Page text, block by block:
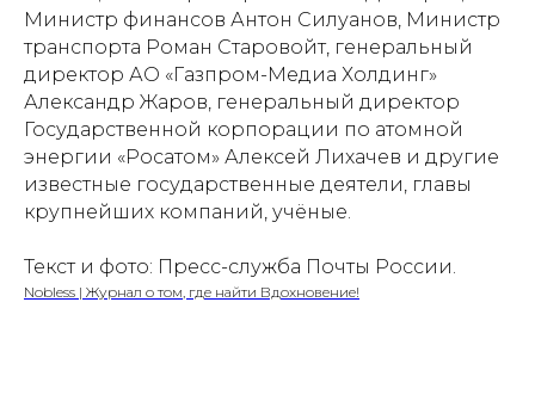
Министр финансов Антон Силуанов, Министр
транспорта Роман Старовойт, генеральный
директор АО «Газпром-Медиа Холдинг»
Александр Жаров, генеральный директор
Государственной корпорации по атомной
энергии «Росатом» Алексей Лихачев и другие
известные государственные деятели, главы
крупнейших компаний, учёные.
Текст и фото: Пресс-служба Почты России.
Nobless | Журнал о том, где найти Вдохновение!